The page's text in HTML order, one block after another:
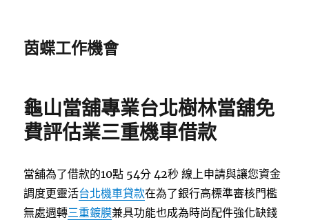
茵蝶工作機會
龜山當舖專業台北樹林當舖免
費評估業三重機車借款
當舖為了借款的10點 54分 42秒 線上申請與讓您資金
調度更靈活台北機車貸款在為了銀行高標準審核門檻
無處週轉三重鍍膜兼具功能也成為時尚配件強化缺錢